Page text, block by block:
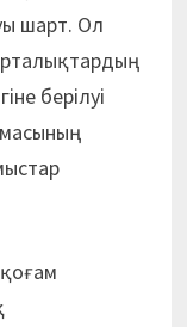
шарт. Ол
берілуі